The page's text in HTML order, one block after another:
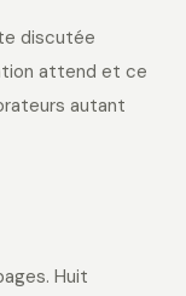
discutée
attend et ce
autant
Huit